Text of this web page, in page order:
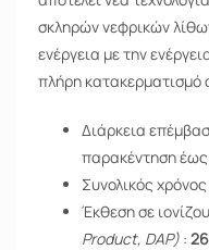
σκληρών νεφρικών
ενέργεια με την
πλήρη κατακερματισμό
Διάρκεια
παρακέντηση
Συνολικός
Έκθεση σε
Product, DAP) :